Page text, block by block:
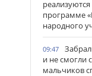
программе
народного
09:47
и не смогли
мальчиков